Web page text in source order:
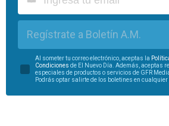
Regístrate a Boletín A.M.
Al someter tu correo electrónico, aceptas la
Condiciones de El Nuevo Día. Además, aceptas
especiales de productos o servicios de GFR
Podrás optar salirte de los boletines en cualquier